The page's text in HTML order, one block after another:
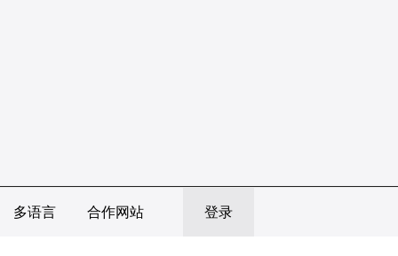
多语言 合作网站 登录